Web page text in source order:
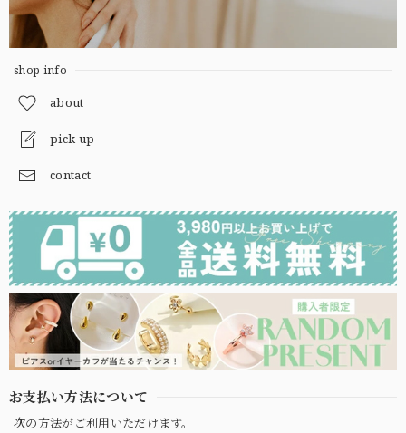
shop info
about
pick up
contact
お支払い方法について
次の方法がご利用いただけます。